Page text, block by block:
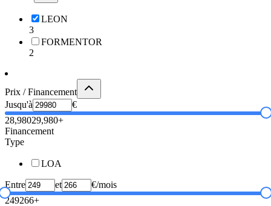
LEON
3
FORMENTOR
2
Prix / Financement
Jusqu'à
€
28,98029,980+
Financement
Type
LOA
Entre et
€/mois
249266+